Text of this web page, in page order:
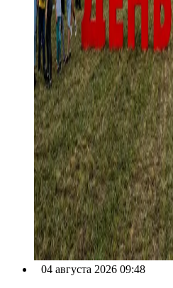
04 августа 2026 09:48